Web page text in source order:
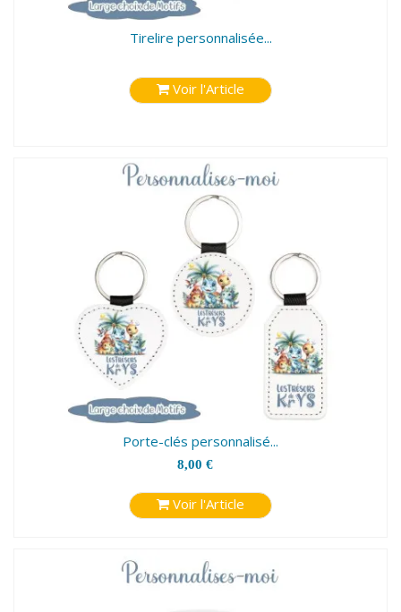
Tirelire personnalisée...
Voir l'Article
Porte-clés personnalisé...
8,00 €
Voir l'Article